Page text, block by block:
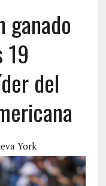
ganado
19
del
York